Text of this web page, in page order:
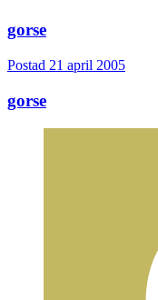
gorse
Postad 21 april 2005
gorse